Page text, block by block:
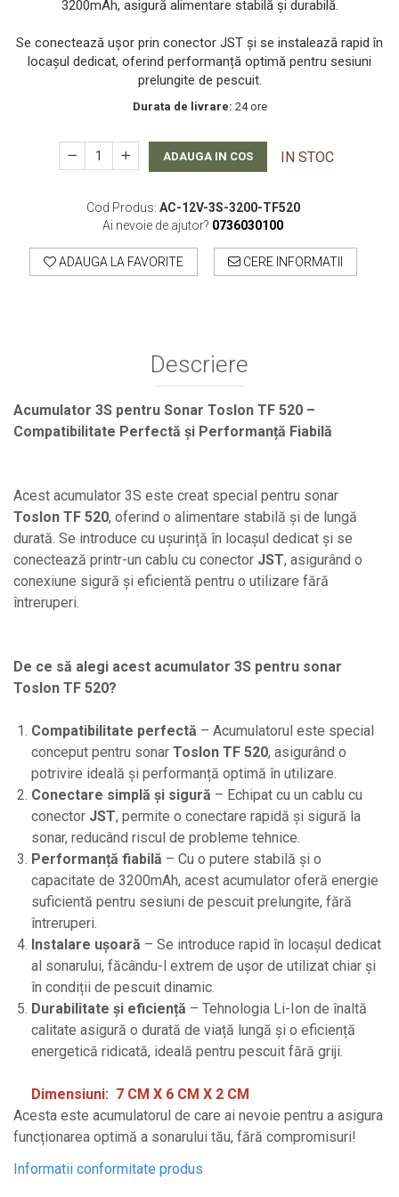
STAND UP PADDLES
Voucher Cadou
3200mAh, asigură alimentare stabilă și durabilă.
Se conectează ușor prin conector JST și se instalează rapid în
locașul dedicat, oferind performanță optimă pentru sesiuni
prelungite de pescuit.
Durata de livrare: 24 ore
ADAUGA IN COS IN STOC
Cod Produs: AC-12V-3S-3200-TF520
Ai nevoie de ajutor? 0736030100
ADAUGA LA FAVORITE CERE INFORMATII
Descriere
Acumulator 3S pentru Sonar Toslon TF 520 –
Compatibilitate Perfectă și Performanță Fiabilă
Acest acumulator 3S este creat special pentru sonar
Toslon TF 520, oferind o alimentare stabilă și de lungă
durată. Se introduce cu ușurință în locașul dedicat și se
conectează printr-un cablu cu conector JST, asigurând o
conexiune sigură și eficientă pentru o utilizare fără
întreruperi.
De ce să alegi acest acumulator 3S pentru sonar
Toslon TF 520?
Compatibilitate perfectă – Acumulatorul este special
conceput pentru sonar Toslon TF 520, asigurând o
potrivire ideală și performanță optimă în utilizare.
Conectare simplă și sigură – Echipat cu un cablu cu
conector JST, permite o conectare rapidă și sigură la
sonar, reducând riscul de probleme tehnice.
Performanță fiabilă – Cu o putere stabilă și o
capacitate de 3200mAh, acest acumulator oferă energie
suficientă pentru sesiuni de pescuit prelungite, fără
întreruperi.
Instalare ușoară – Se introduce rapid în locașul dedicat
al sonarului, făcându-l extrem de ușor de utilizat chiar și
în condiții de pescuit dinamic.
Durabilitate și eficiență – Tehnologia Li-Ion de înaltă
calitate asigură o durată de viață lungă și o eficiență
energetică ridicată, ideală pentru pescuit fără griji.
Dimensiuni: 7 CM X 6 CM X 2 CM
Acesta este acumulatorul de care ai nevoie pentru a asigura
funcționarea optimă a sonarului tău, fără compromisuri!
Informatii conformitate produs